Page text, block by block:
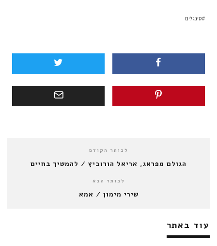
סינגלים
לכותר הקודם
הגולם מפראג, אריאל הורוביץ / להמשיך בחיים
לכותר הבא
שירי מימון / אמא
עוד באתר